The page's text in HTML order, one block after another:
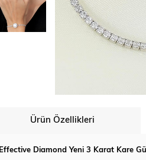
Ürün Özellikleri
Effective Diamond Yeni 3 Karat Kare